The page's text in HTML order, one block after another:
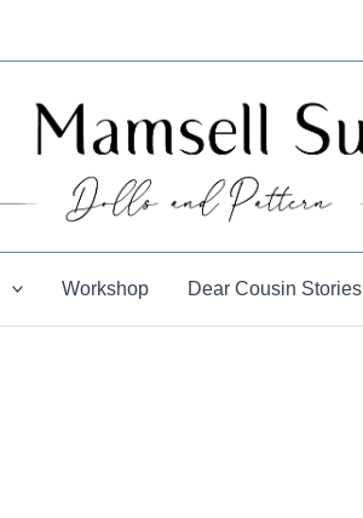
Workshop Dear Cousin Stories